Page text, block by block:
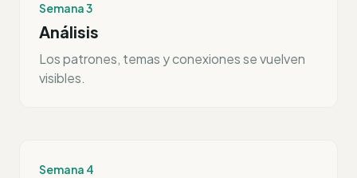
Semana 3
Análisis
Los patrones, temas y conexiones se vuelven
visibles.
Semana 4